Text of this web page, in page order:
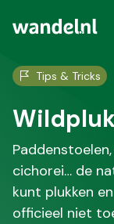
Tips & Tricks
cichorei… de
kunt plukken
officieel niet